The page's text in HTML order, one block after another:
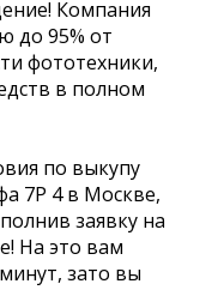
Компания
до 95% от
фототехники,
в полном
по выкупу
7Р 4 в Москве,
заявку на
На это вам
зато вы